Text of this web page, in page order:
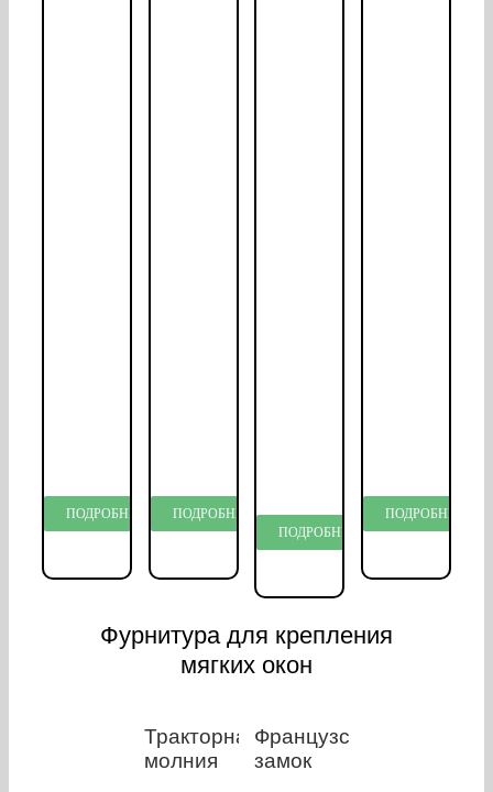
ПОДРОБНЕЕ… ПОДРОБНЕЕ…
ПОДРОБНЕЕ…
ПОДРОБНЕЕ…
Фурнитура для крепления
мягких окон
Тракторная
молния
Французский
замок